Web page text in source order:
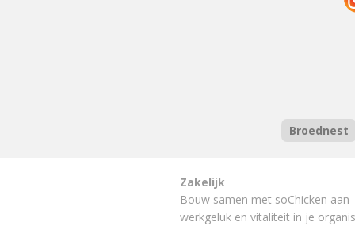
Broednest
Zakelijk
Bouw samen met soChicken aan
werkgeluk en vitaliteit in je